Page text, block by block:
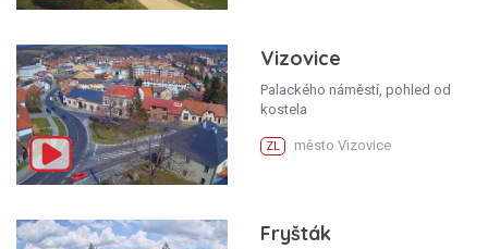
Vizovice
Palackého náměstí, pohled od
kostela
ZL město Vizovice
Fryšták